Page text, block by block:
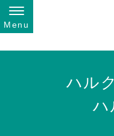
Menu
ハル
ハ